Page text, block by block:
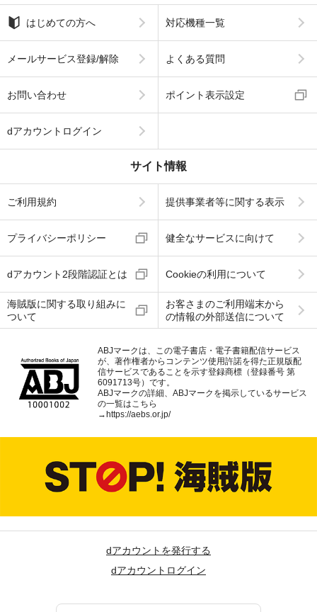
はじめての方へ 対応機種一覧
メールサービス登録/解除 よくある質問
お問い合わせ ポイント表示設定
dアカウントログイン
サイト情報
ご利用規約 提供事業者等に関する表示
プライバシーポリシー 健全なサービスに向けて
dアカウント2段階認証とは Cookieの利用について
海賊版に関する取り組みに
ついて
お客さまのご利用端末から
の情報の外部送信について
ABJマークは、この電子書店・電子書籍配信サービス
が、著作権者からコンテンツ使用許諾を得た正規版配
信サービスであることを示す登録商標（登録番号 第
6091713号）です。
ABJマークの詳細、ABJマークを掲示しているサービス
の一覧はこちら
→ https://aebs.or.jp/
dアカウントを発行する
dアカウントログイン